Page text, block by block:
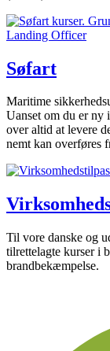
Søfart
Maritime
Uanset om du er ny
over altid at levere
nemt kan overføres
Til vore danske og
tilrettelagte kurser i
brandbekæmpelse.